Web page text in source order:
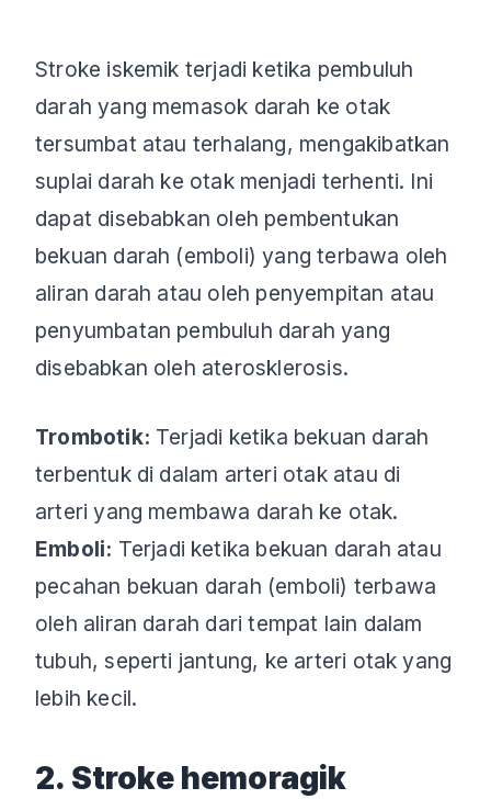
Stroke iskemik terjadi ketika pembuluh
darah yang memasok darah ke otak
tersumbat atau terhalang, mengakibatkan
suplai darah ke otak menjadi terhenti. Ini
dapat disebabkan oleh pembentukan
bekuan darah (emboli) yang terbawa oleh
aliran darah atau oleh penyempitan atau
penyumbatan pembuluh darah yang
disebabkan oleh aterosklerosis.
Trombotik: Terjadi ketika bekuan darah
terbentuk di dalam arteri otak atau di
arteri yang membawa darah ke otak.
Emboli: Terjadi ketika bekuan darah atau
pecahan bekuan darah (emboli) terbawa
oleh aliran darah dari tempat lain dalam
tubuh, seperti jantung, ke arteri otak yang
lebih kecil.
2. Stroke hemoragik